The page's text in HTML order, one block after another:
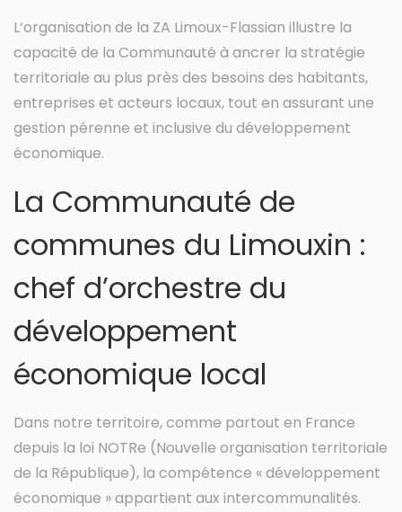
L’organisation de la ZA Limoux-Flassian illustre la
capacité de la Communauté à ancrer la stratégie
territoriale au plus près des besoins des habitants,
entreprises et acteurs locaux, tout en assurant une
gestion pérenne et inclusive du développement
économique.
La Communauté de
communes du Limouxin :
chef d’orchestre du
développement
économique local
Dans notre territoire, comme partout en France
depuis la loi NOTRe (Nouvelle organisation territoriale
de la République), la compétence « développement
économique » appartient aux intercommunalités.